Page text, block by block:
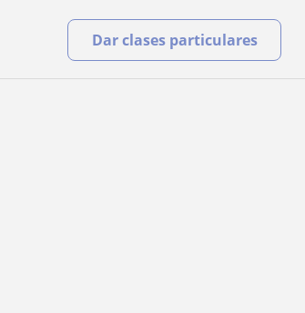
Dar clases particulares